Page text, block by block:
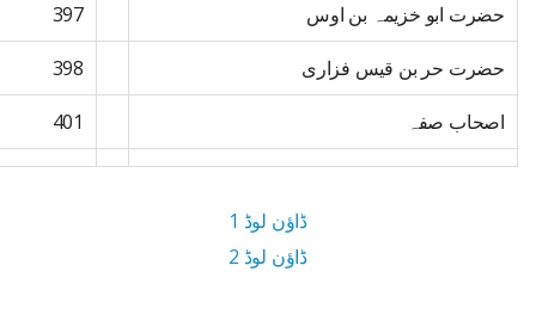
حضرت ابو خزیمہ بن اوس 397
حضرت حر بن قیس فزاری 398
اصحاب صفہ 401
ڈاؤن لوڈ 1
ڈاؤن لوڈ 2